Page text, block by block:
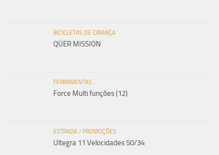
BICICLETAS DE CRIANÇA
QÜER MISSION
FERRAMENTAS
Force Multi funções (12)
ESTRADA / PROMOÇÕES
Ultegra 11 Velocidades 50/34